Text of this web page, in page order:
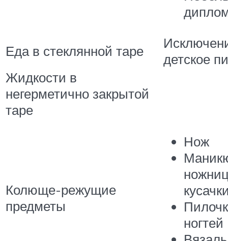
Еда в стеклянной таре
детское
Жидкости в
негерметично закрытой
таре
Колюще-режущие
предметы
Нож
ногтей